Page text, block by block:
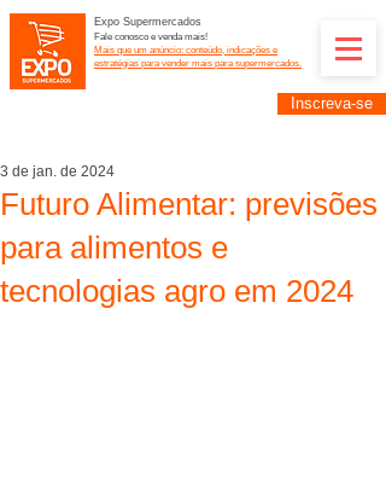
Expo Supermercados
Fale conosco e venda mais!
Mais que um anúncio: conteúdo, indicações e
estratégias para vender mais para supermercados.
Inscreva-se
Futuro Alimentar: previsões
para alimentos e
tecnologias agro em 2024
3 de jan. de 2024